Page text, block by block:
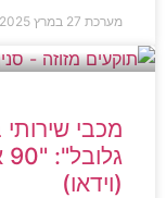
מערכת 27 במרץ 2025
מכבי
(וידאו)